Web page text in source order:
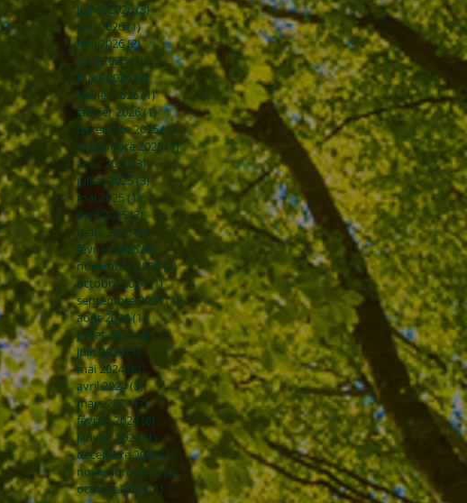
juillet 2026(3)3 posts
juin 2026(1)1 post
mai 2026(2)2 posts
avril 2026(3) 3 posts
mars 2026 (3)3 posts
février 2026(1)1 post
janvier 2026(1)1 post
décembre 2025(1)1 post
septembre 2025(1)1 post
août 2025 (3)3 posts
juillet 2025(3)3 posts
mai 2025(1)1 post
avril 2025(2) 2 posts
mars 2025(3)3 posts
février 2025(5) 5 posts
novembre 2024(2)2 posts
octobre 2024(1)1 post
septembre 2024(1)1 post
août 2024(1) 1 post
juillet 2024(3) 3 posts
juin 2024(1)1 post
mai 2024 (6) 6 posts
avril 2024(3)3 posts
mars 2024(7)7 posts
février 2024 (6) 6 posts
janvier 2024(1) 1 post
décembre 2023(1) 1 post
novembre 2023(3) 3 posts
octobre 2023(1) 1 post